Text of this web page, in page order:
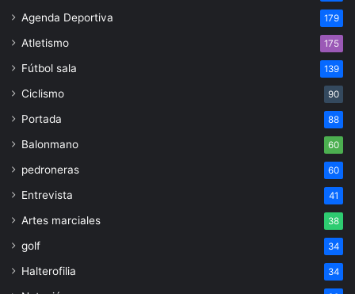
Agenda Deportiva 179
Atletismo 175
Fútbol sala 139
Ciclismo 90
Portada 88
Balonmano 60
pedroneras 60
Entrevista 41
Artes marciales 38
golf 34
Halterofilia 34